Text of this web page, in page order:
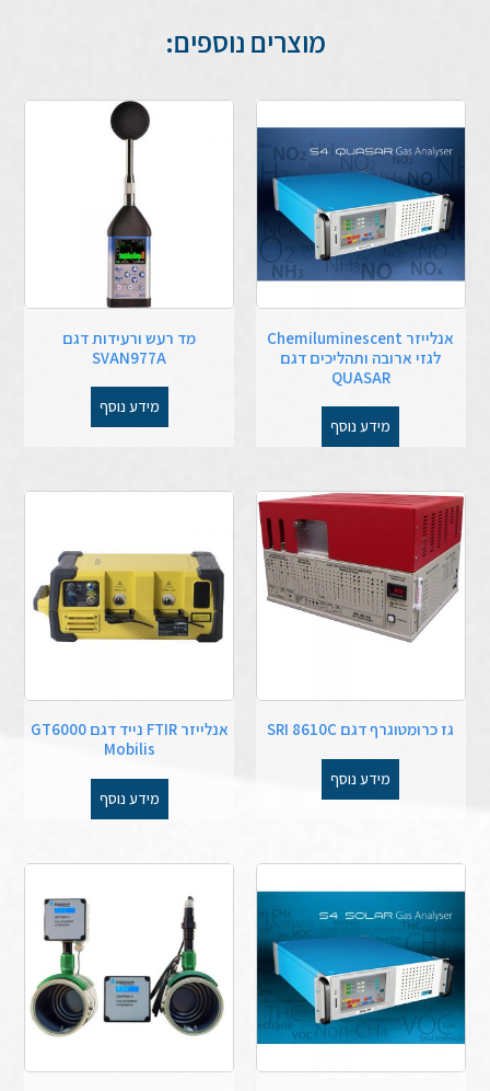
מוצרים נוספים:
אנלייזר Chemiluminescent
לגזי ארובה ותהליכים דגם
QUASAR
מידע נוסף
מד רעש ורעידות דגם
SVAN977A
מידע נוסף
גז כרומטוגרף דגם SRI 8610C
מידע נוסף
אנלייזר FTIR נייד דגם GT6000
Mobilis
מידע נוסף